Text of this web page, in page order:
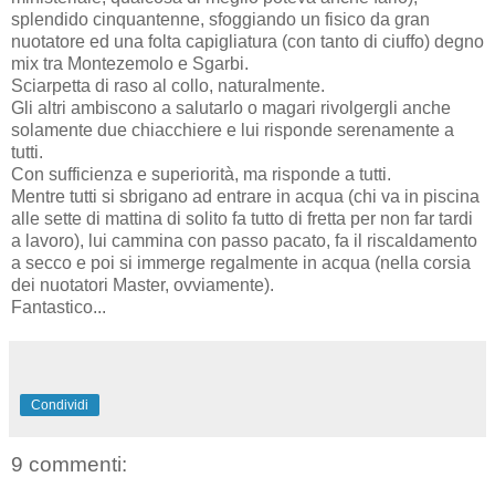
splendido cinquantenne, sfoggiando un fisico da gran
nuotatore ed una folta capigliatura (con tanto di ciuffo) degno
mix tra Montezemolo e Sgarbi.
Sciarpetta di raso al collo, naturalmente.
Gli altri ambiscono a salutarlo o magari rivolgergli anche
solamente due chiacchiere e lui risponde serenamente a
tutti.
Con sufficienza e superiorità, ma risponde a tutti.
Mentre tutti si sbrigano ad entrare in acqua (chi va in piscina
alle sette di mattina di solito fa tutto di fretta per non far tardi
a lavoro), lui cammina con passo pacato, fa il riscaldamento
a secco e poi si immerge regalmente in acqua (nella corsia
dei nuotatori Master, ovviamente).
Fantastico...
Condividi
9 commenti: